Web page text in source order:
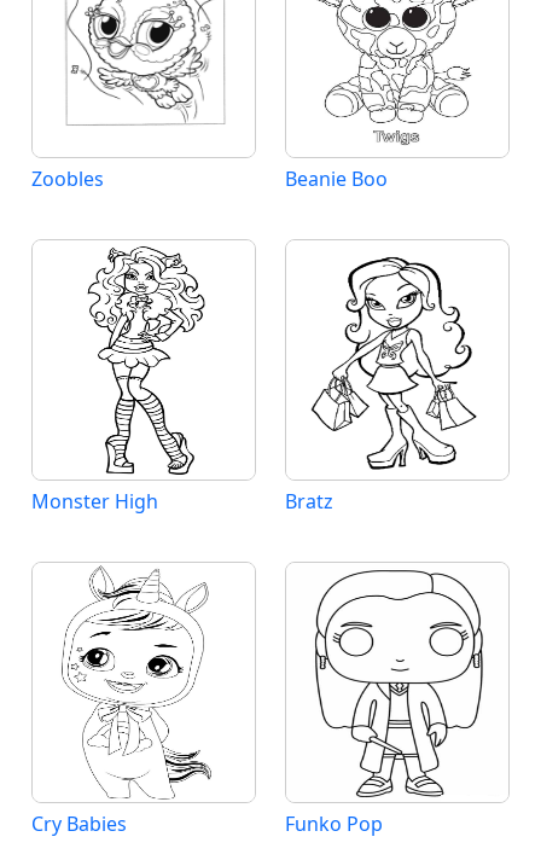
Zoobles Beanie Boo
Monster High Bratz
Cry Babies Funko Pop